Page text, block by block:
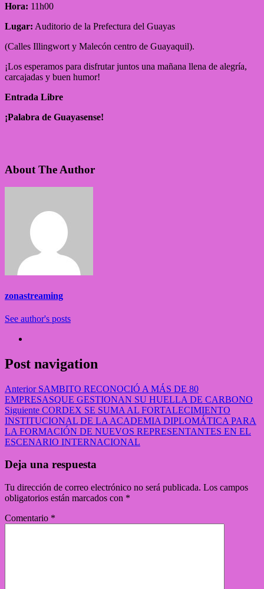
Hora: 11h00
Lugar: Auditorio de la Prefectura del Guayas
(Calles Illingwort y Malecón centro de Guayaquil).
¡Los esperamos para disfrutar juntos una mañana llena de alegría,
carcajadas y buen humor!
Entrada Libre
¡Palabra de Guayasense!
About The Author
zonastreaming
See author's posts
Post navigation
AnteriorSAMBITO RECONOCIÓ A MÁS DE 80
EMPRESASQUE GESTIONAN SU HUELLA DE CARBONO
Siguiente CORDEX SE SUMA AL FORTALECIMIENTO
INSTITUCIONAL DE LA ACADEMIA DIPLOMÁTICA PARA
LA FORMACIÓN DE NUEVOS REPRESENTANTES EN EL
ESCENARIO INTERNACIONAL
Deja una respuesta
Tu dirección de correo electrónico no será publicada. Los campos
obligatorios están marcados con *
Comentario *